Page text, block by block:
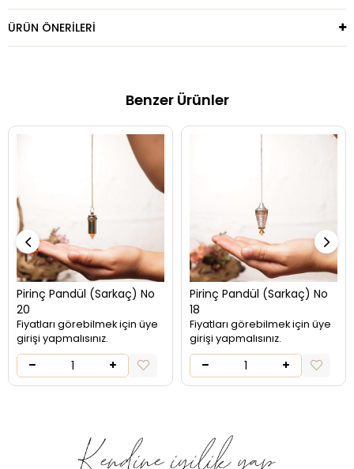
ÜRÜN ÖNERILERI
Benzer Ürünler
Pirinç Pandül (Sarkaç) No
20
Fiyatları görebilmek için üye
girişi yapmalısınız.
Pirinç Pandül (Sarkaç) No
18
Fiyatları görebilmek için üye
girişi yapmalısınız.